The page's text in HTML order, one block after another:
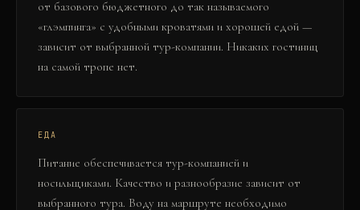
от базового бюджетного до так называемого
«глэмпинга» с удобными кроватями и хорошей едой —
зависит от выбранной тур-компании. Никаких гостиниц
на самой тропе нет.
ЕДА
Питание обеспечивается тур-компанией и
носильщиками. Качество и разнообразие зависит от
выбранного тура. Воду на маршруте необходимо